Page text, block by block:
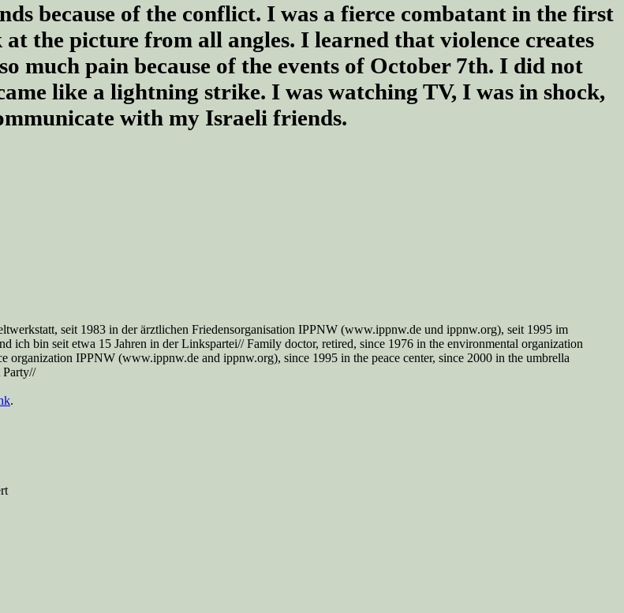
because of the conflict. I was a fierce combatant in the first
the picture from all angles. I learned that violence creates
much pain because of the events of October 7th. I did not
like a lightning strike. I was watching TV, I was in shock,
with my Israeli friends.
seit 1983 in der ärztlichen Friedensorganisation IPPNW (www.ippnw.de und ippnw.org), seit 1995 im
ich bin seit etwa 15 Jahren in der Linkspartei// Family doctor, retired, since 1976 in the environmental organization
IPPNW (www.ippnw.de and ippnw.org), since 1995 in the peace center, since 2000 in the umbrella
Party//
.